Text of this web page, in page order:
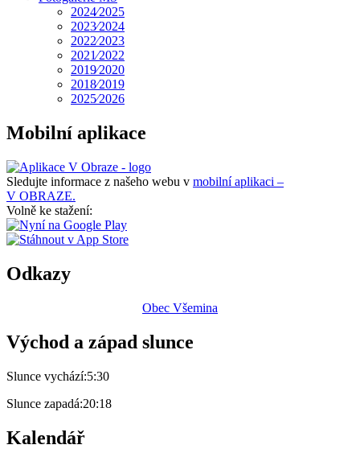
2024⁄2025
2023⁄2024
2022⁄2023
2021⁄2022
2019⁄2020
2018⁄2019
2025⁄2026
Mobilní aplikace
Sledujte informace z našeho webu v mobilní aplikaci –
V OBRAZE.
Volně ke stažení:
Odkazy
Obec Všemina
Východ a západ slunce
Slunce vychází:5:30
Slunce zapadá:20:18
Kalendář